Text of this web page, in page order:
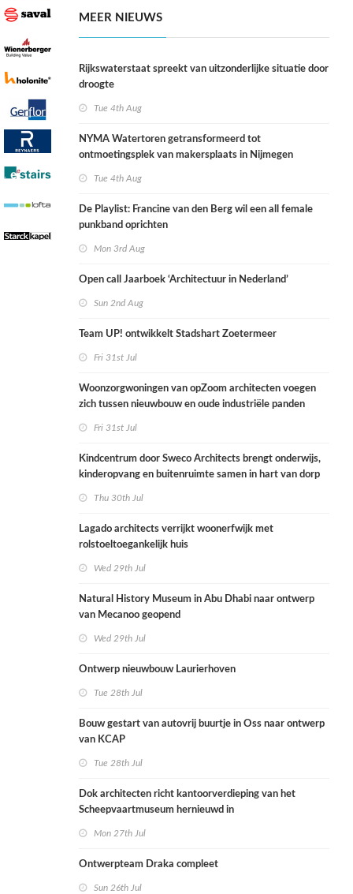
MEER NIEUWS
Rijkswaterstaat spreekt van uitzonderlijke situatie door
droogte
Tue 4th Aug
NYMA Watertoren getransformeerd tot
ontmoetingsplek van makersplaats in Nijmegen
Tue 4th Aug
De Playlist: Francine van den Berg wil een all female
punkband oprichten
Mon 3rd Aug
Open call Jaarboek ‘Architectuur in Nederland’
Sun 2nd Aug
Team UP! ontwikkelt Stadshart Zoetermeer
Fri 31st Jul
Woonzorgwoningen van opZoom architecten voegen
zich tussen nieuwbouw en oude industriële panden
Fri 31st Jul
Kindcentrum door Sweco Architects brengt onderwijs,
kinderopvang en buitenruimte samen in hart van dorp
Thu 30th Jul
Lagado architects verrijkt woonerfwijk met
rolstoeltoegankelijk huis
Wed 29th Jul
Natural History Museum in Abu Dhabi naar ontwerp
van Mecanoo geopend
Wed 29th Jul
Ontwerp nieuwbouw Laurierhoven
Tue 28th Jul
Bouw gestart van autovrij buurtje in Oss naar ontwerp
van KCAP
Tue 28th Jul
Dok architecten richt kantoorverdieping van het
Scheepvaartmuseum hernieuwd in
Mon 27th Jul
Ontwerpteam Draka compleet
Sun 26th Jul